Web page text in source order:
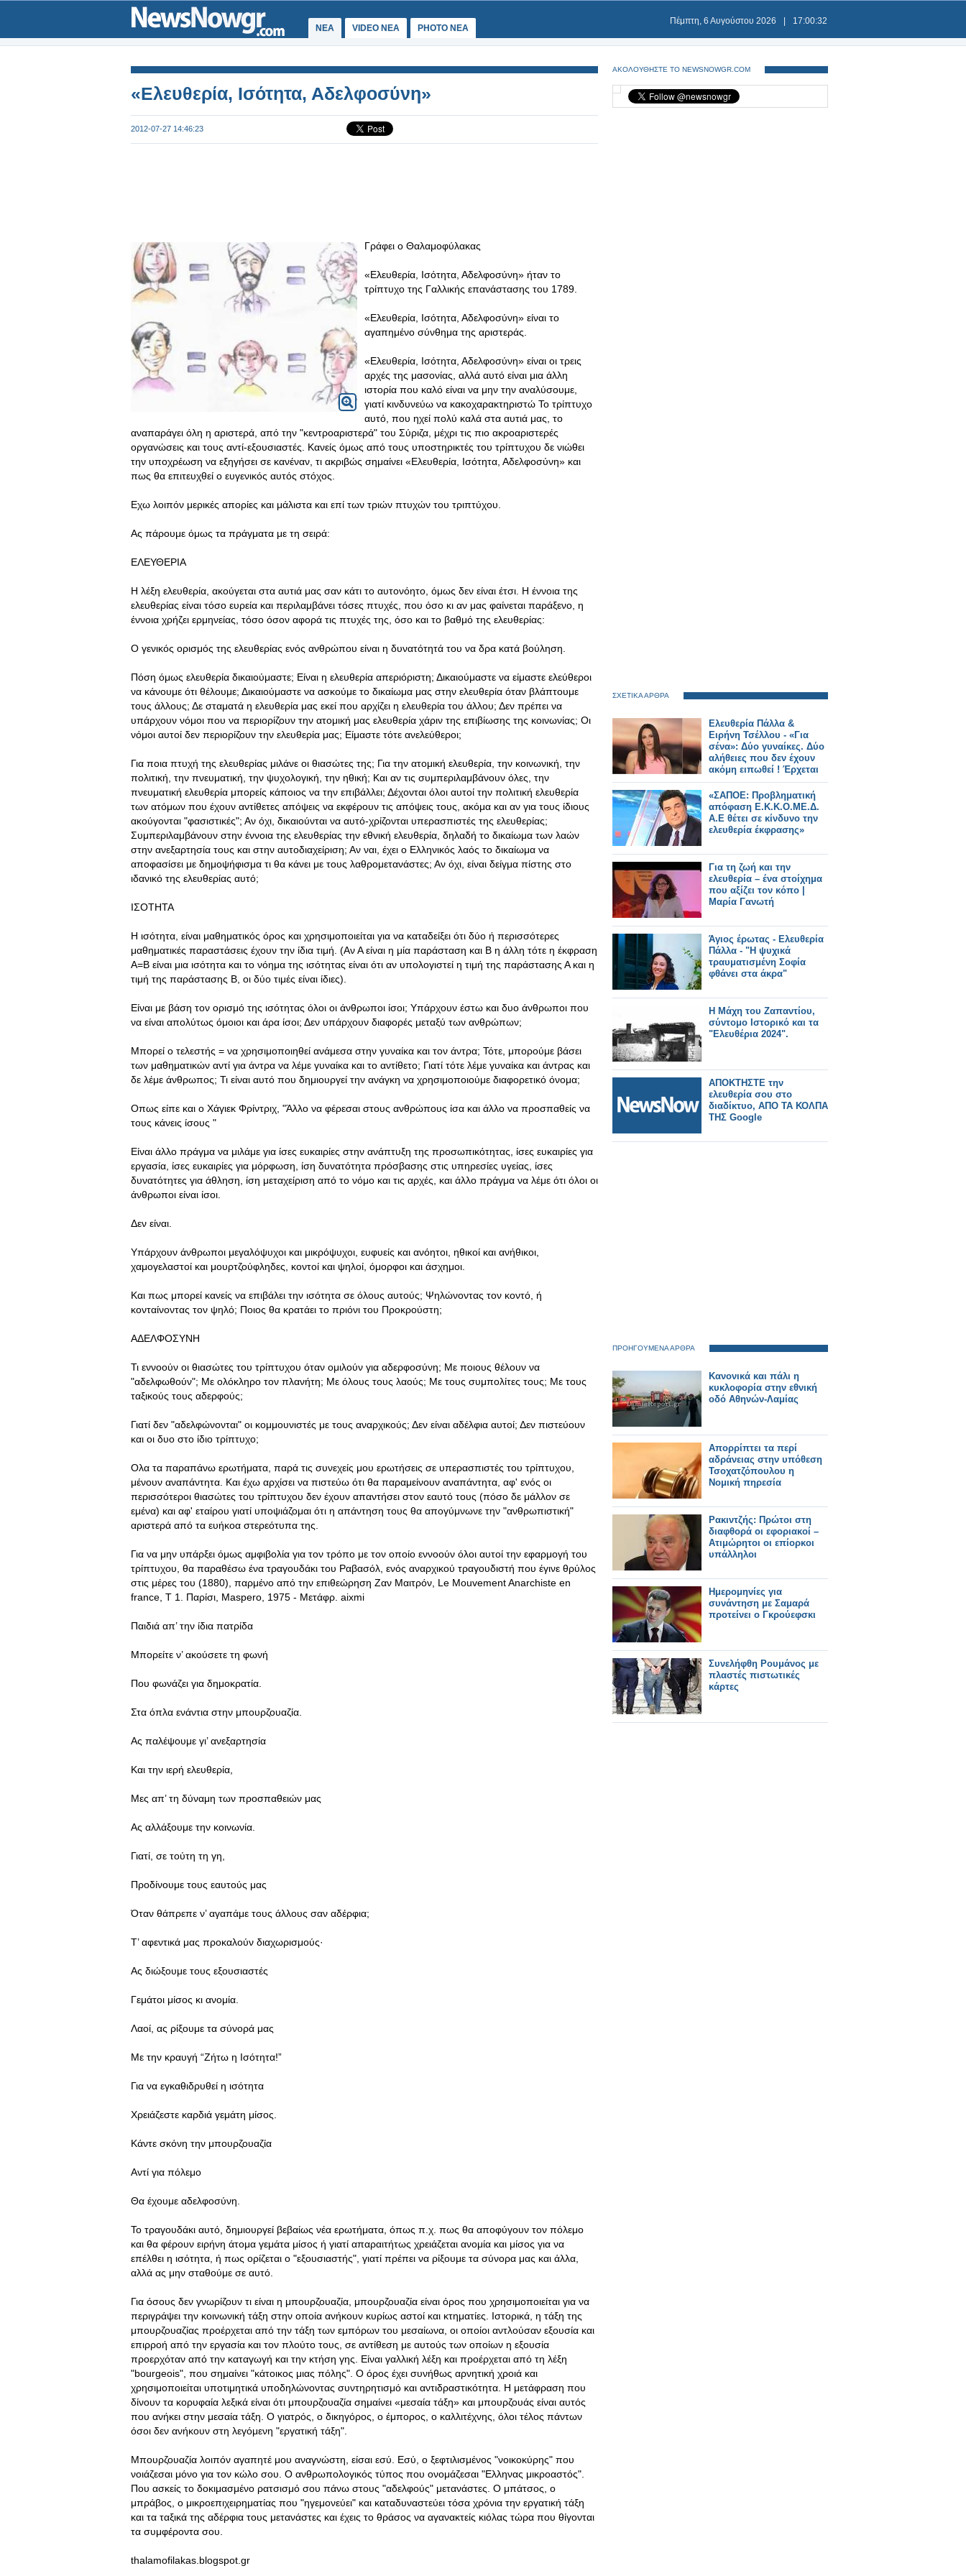
ΝΕΑ VIDEO NEA PHOTO NEA
Πέμπτη, 6 Αυγούστου 2026 17:00:33
«Ελευθερία, Ισότητα, Αδελφοσύνη»
2012-07-27 14:46:23
Γράφει ο Θαλαμοφύλακας
«Ελευθερία, Ισότητα, Αδελφοσύνη» ήταν το
τρίπτυχο της Γαλλικής επανάστασης του 1789.
«Ελευθερία, Ισότητα, Αδελφοσύνη» είναι το
αγαπημένο σύνθημα της αριστεράς.
«Ελευθερία, Ισότητα, Αδελφοσύνη» είναι οι τρεις
αρχές της μασονίας, αλλά αυτό είναι μια άλλη
ιστορία που καλό είναι να μην την αναλύσουμε,
γιατί κινδυνεύω να κακοχαρακτηριστώ Το τρίπτυχο
αυτό, που ηχεί πολύ καλά στα αυτιά μας, το
αναπαράγει όλη η αριστερά, από την "κεντροαριστερά" του Σύριζα, μέχρι τις πιο ακροαριστερές
οργανώσεις και τους αντί-εξουσιαστές. Κανείς όμως από τους υποστηρικτές του τρίπτυχου δε νιώθει
την υποχρέωση να εξηγήσει σε κανέναν, τι ακριβώς σημαίνει «Ελευθερία, Ισότητα, Αδελφοσύνη» και
πως θα επιτευχθεί ο ευγενικός αυτός στόχος.
Εχω λοιπόν μερικές απορίες και μάλιστα και επί των τριών πτυχών του τριπτύχου.
Ας πάρουμε όμως τα πράγματα με τη σειρά:
ΕΛΕΥΘΕΡΙΑ
Η λέξη ελευθερία, ακούγεται στα αυτιά μας σαν κάτι το αυτονόητο, όμως δεν είναι έτσι. Η έννοια της
ελευθερίας είναι τόσο ευρεία και περιλαμβάνει τόσες πτυχές, που όσο κι αν μας φαίνεται παράξενο, η
έννοια χρήζει ερμηνείας, τόσο όσον αφορά τις πτυχές της, όσο και το βαθμό της ελευθερίας:
Ο γενικός ορισμός της ελευθερίας ενός ανθρώπου είναι η δυνατότητά του να δρα κατά βούληση.
Πόση όμως ελευθερία δικαιούμαστε; Είναι η ελευθερία απεριόριστη; Δικαιούμαστε να είμαστε ελεύθεροι
να κάνουμε ότι θέλουμε; Δικαιούμαστε να ασκούμε το δικαίωμα μας στην ελευθερία όταν βλάπτουμε
τους άλλους; Δε σταματά η ελευθερία μας εκεί που αρχίζει η ελευθερία του άλλου; Δεν πρέπει να
υπάρχουν νόμοι που να περιορίζουν την ατομική μας ελευθερία χάριν της επιβίωσης της κοινωνίας; Οι
νόμοι αυτοί δεν περιορίζουν την ελευθερία μας; Είμαστε τότε ανελεύθεροι;
Για ποια πτυχή της ελευθερίας μιλάνε οι θιασώτες της; Για την ατομική ελευθερία, την κοινωνική, την
πολιτική, την πνευματική, την ψυχολογική, την ηθική; Και αν τις συμπεριλαμβάνουν όλες, την
πνευματική ελευθερία μπορείς κάποιος να την επιβάλλει; Δέχονται όλοι αυτοί την πολιτική ελευθερία
των ατόμων που έχουν αντίθετες απόψεις να εκφέρουν τις απόψεις τους, ακόμα και αν για τους ίδιους
ακούγονται "φασιστικές"; Αν όχι, δικαιούνται να αυτό-χρίζονται υπερασπιστές της ελευθερίας;
Συμπεριλαμβάνουν στην έννοια της ελευθερίας την εθνική ελευθερία, δηλαδή το δικαίωμα των λαών
στην ανεξαρτησία τους και στην αυτοδιαχείριση; Αν ναι, έχει ο Ελληνικός λαός το δικαίωμα να
αποφασίσει με δημοψήφισμα τι θα κάνει με τους λαθρομετανάστες; Αν όχι, είναι δείγμα πίστης στο
ιδανικό της ελευθερίας αυτό;
ΙΣΟΤΗΤΑ
Η ισότητα, είναι μαθηματικός όρος και χρησιμοποιείται για να καταδείξει ότι δύο ή περισσότερες
μαθηματικές παραστάσεις έχουν την ίδια τιμή. (Αν Α είναι η μία παράσταση και Β η άλλη τότε η έκφραση
Α=Β είναι μια ισότητα και το νόημα της ισότητας είναι ότι αν υπολογιστεί η τιμή της παράστασης Α και η
τιμή της παράστασης Β, οι δύο τιμές είναι ίδιες).
Είναι με βάση τον ορισμό της ισότητας όλοι οι άνθρωποι ίσοι; Υπάρχουν έστω και δυο άνθρωποι που
να είναι απολύτως όμοιοι και άρα ίσοι; Δεν υπάρχουν διαφορές μεταξύ των ανθρώπων;
Μπορεί ο τελεστής = να χρησιμοποιηθεί ανάμεσα στην γυναίκα και τον άντρα; Τότε, μπορούμε βάσει
των μαθηματικών αντί για άντρα να λέμε γυναίκα και το αντίθετο; Γιατί τότε λέμε γυναίκα και άντρας και
δε λέμε άνθρωπος; Τι είναι αυτό που δημιουργεί την ανάγκη να χρησιμοποιούμε διαφορετικό όνομα;
Οπως είπε και ο Χάγιεκ Φρίντριχ, "Άλλο να φέρεσαι στους ανθρώπους ίσα και άλλο να προσπαθείς να
τους κάνεις ίσους "
Είναι άλλο πράγμα να μιλάμε για ίσες ευκαιρίες στην ανάπτυξη της προσωπικότητας, ίσες ευκαιρίες για
εργασία, ίσες ευκαιρίες για μόρφωση, ίση δυνατότητα πρόσβασης στις υπηρεσίες υγείας, ίσες
δυνατότητες για άθληση, ίση μεταχείριση από το νόμο και τις αρχές, και άλλο πράγμα να λέμε ότι όλοι οι
άνθρωποι είναι ίσοι.
Δεν είναι.
Υπάρχουν άνθρωποι μεγαλόψυχοι και μικρόψυχοι, ευφυείς και ανόητοι, ηθικοί και ανήθικοι,
χαμογελαστοί και μουρτζούφληδες, κοντοί και ψηλοί, όμορφοι και άσχημοι.
Και πως μπορεί κανείς να επιβάλει την ισότητα σε όλους αυτούς; Ψηλώνοντας τον κοντό, ή
κονταίνοντας τον ψηλό; Ποιος θα κρατάει το πριόνι του Προκρούστη;
ΑΔΕΛΦΟΣΥΝΗ
Τι εννοούν οι θιασώτες του τρίπτυχου όταν ομιλούν για αδερφοσύνη; Με ποιους θέλουν να
"αδελφωθούν"; Με ολόκληρο τον πλανήτη; Με όλους τους λαούς; Με τους συμπολίτες τους; Με τους
ταξικούς τους αδερφούς;
Γιατί δεν "αδελφώνονται" οι κομμουνιστές με τους αναρχικούς; Δεν είναι αδέλφια αυτοί; Δεν πιστεύουν
και οι δυο στο ίδιο τρίπτυχο;
Ολα τα παραπάνω ερωτήματα, παρά τις συνεχείς μου ερωτήσεις σε υπερασπιστές του τρίπτυχου,
μένουν αναπάντητα. Και έχω αρχίσει να πιστεύω ότι θα παραμείνουν αναπάντητα, αφ' ενός οι
περισσότεροι θιασώτες του τρίπτυχου δεν έχουν απαντήσει στον εαυτό τους (πόσο δε μάλλον σε
εμένα) και αφ' εταίρου γιατί υποψιάζομαι ότι η απάντηση τους θα απογύμνωνε την "ανθρωπιστική"
αριστερά από τα ευήκοα στερεότυπα της.
Για να μην υπάρξει όμως αμφιβολία για τον τρόπο με τον οποίο εννοούν όλοι αυτοί την εφαρμογή του
τρίπτυχου, θα παραθέσω ένα τραγουδάκι του Ραβασόλ, ενός αναρχικού τραγουδιστή που έγινε θρύλος
στις μέρες του (1880), παρμένο από την επιθεώρηση Zαν Μαιτρόν, Le Mouvement Anarchiste en
france, Τ 1. Παρίσι, Maspero, 1975 - Μετάφρ. aixmi
Παιδιά απ’ την ίδια πατρίδα
Μπορείτε ν’ ακούσετε τη φωνή
Που φωνάζει για δημοκρατία.
Στα όπλα ενάντια στην μπουρζουαζία.
Ας παλέψουμε γι’ ανεξαρτησία
Και την ιερή ελευθερία,
Μες απ’ τη δύναμη των προσπαθειών μας
Ας αλλάξουμε την κοινωνία.
Γιατί, σε τούτη τη γη,
Προδίνουμε τους εαυτούς μας
Όταν θάπρεπε ν’ αγαπάμε τους άλλους σαν αδέρφια;
Τ’ αφεντικά μας προκαλούν διαχωρισμούς·
Ας διώξουμε τους εξουσιαστές
Γεμάτοι μίσος κι ανομία.
Λαοί, ας ρίξουμε τα σύνορά μας
Με την κραυγή “Ζήτω η Ισότητα!”
Για να εγκαθιδρυθεί η ισότητα
Χρειάζεστε καρδιά γεμάτη μίσος.
Κάντε σκόνη την μπουρζουαζία
Αντί για πόλεμο
Θα έχουμε αδελφοσύνη.
Το τραγουδάκι αυτό, δημιουργεί βεβαίως νέα ερωτήματα, όπως π.χ. πως θα αποφύγουν τον πόλεμο
και θα φέρουν ειρήνη άτομα γεμάτα μίσος ή γιατί απαραιτήτως χρειάζεται ανομία και μίσος για να
επέλθει η ισότητα, ή πως ορίζεται ο "εξουσιαστής", γιατί πρέπει να ρίξουμε τα σύνορα μας και άλλα,
αλλά ας μην σταθούμε σε αυτό.
Για όσους δεν γνωρίζουν τι είναι η μπουρζουαζία, μπουρζουαζία είναι όρος που χρησιμοποιείται για να
περιγράψει την κοινωνική τάξη στην οποία ανήκουν κυρίως αστοί και κτηματίες. Ιστορικά, η τάξη της
μπουρζουαζίας προέρχεται από την τάξη των εμπόρων του μεσαίωνα, οι οποίοι αντλούσαν εξουσία και
επιρροή από την εργασία και τον πλούτο τους, σε αντίθεση με αυτούς των οποίων η εξουσία
προερχόταν από την καταγωγή και την κτήση γης. Είναι γαλλική λέξη και προέρχεται από τη λέξη
"bourgeois", που σημαίνει "κάτοικος μιας πόλης". Ο όρος έχει συνήθως αρνητική χροιά και
χρησιμοποιείται υποτιμητικά υποδηλώνοντας συντηρητισμό και αντιδραστικότητα. Η μετάφραση που
δίνουν τα κορυφαία λεξικά είναι ότι μπουρζουαζία σημαίνει «μεσαία τάξη» και μπουρζουάς είναι αυτός
που ανήκει στην μεσαία τάξη. Ο γιατρός, ο δικηγόρος, ο έμπορος, ο καλλιτέχνης, όλοι τέλος πάντων
όσοι δεν ανήκουν στη λεγόμενη "εργατική τάξη".
Μπουρζουαζία λοιπόν αγαπητέ μου αναγνώστη, είσαι εσύ. Εσύ, ο ξεφτιλισμένος "νοικοκύρης" που
νοιάζεσαι μόνο για τον κώλο σου. Ο ανθρωπολογικός τύπος που ονομάζεσαι "Ελληνας μικροαστός".
Που ασκείς το δοκιμασμένο ρατσισμό σου πάνω στους "αδελφούς" μετανάστες. Ο μπάτσος, ο
μπράβος, ο μικροεπιχειρηματίας που "ηγεμονεύει" και καταδυναστεύει τόσα χρόνια την εργατική τάξη
και τα ταξικά της αδέρφια τους μετανάστες και έχεις το θράσος να αγανακτείς κιόλας τώρα που θίγονται
τα συμφέροντα σου.
thalamofilakas.blogspot.gr
ΑΚΟΛΟΥΘΗΣΤΕ ΤΟ NEWSNOWGR.COM
ΣΧΕΤΙΚΑ ΑΡΘΡΑ
Ελευθερία Πάλλα &
Ειρήνη Τσέλλου - «Για
σένα»: Δύο γυναίκες. Δύο
αλήθειες που δεν έχουν
ακόμη ειπωθεί ! Έρχεται
στον Alpha!
«ΣΑΠΟΕ: Προβληματική
απόφαση Ε.Κ.Κ.Ο.ΜΕ.Δ.
Α.Ε θέτει σε κίνδυνο την
ελευθερία έκφρασης»
Για τη ζωή και την
ελευθερία – ένα στοίχημα
που αξίζει τον κόπο |
Μαρία Γανωτή
Άγιος έρωτας - Ελευθερία
Πάλλα - "Η ψυχικά
τραυματισμένη Σοφία
φθάνει στα άκρα"
Η Μάχη του Ζαπαντίου,
σύντομο Ιστορικό και τα
"Ελευθέρια 2024".
ΑΠΟΚΤΗΣΤΕ την
ελευθερία σου στο
διαδίκτυο, ΑΠΟ ΤΑ ΚΟΛΠΑ
ΤΗΣ Google
ΠΡΟΗΓΟΥΜΕΝΑ ΑΡΘΡΑ
Κανονικά και πάλι η
κυκλοφορία στην εθνική
οδό Αθηνών-Λαμίας
Απορρίπτει τα περί
αδράνειας στην υπόθεση
Τσοχατζόπουλου η
Νομική πηρεσία
Ρακιντζής: Πρώτοι στη
διαφθορά οι εφοριακοί –
Ατιμώρητοι οι επίορκοι
υπάλληλοι
Ημερομηνίες για
συνάντηση με Σαμαρά
προτείνει ο Γκρούεφσκι
Συνελήφθη Ρουμάνος με
πλαστές πιστωτικές
κάρτες